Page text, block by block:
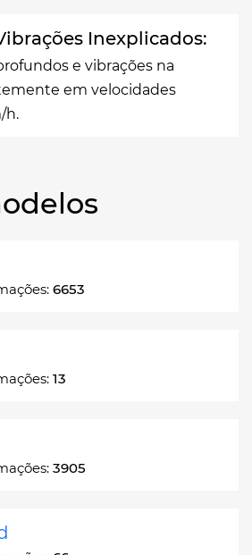
Inexplicados:
e vibrações na
em velocidades
h.
6653
13
3905